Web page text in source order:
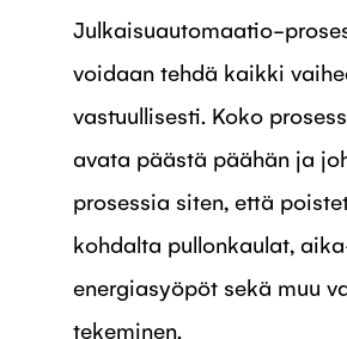
Julkaisuautomaatio-
voidaan tehdä kaikki
vastuullisesti. Koko
avata päästä päähän ja
prosessia siten, että
kohdalta pullonkaulat,
energiasyöpöt sekä muu
tekeminen.